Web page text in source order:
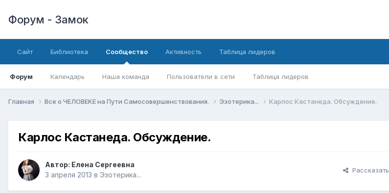
Форум - Замок
Сайт Библиотека Сообщество
Форум Календарь Наша команда Пользователи в сети Таблица лидеров
Активность Таблица лидеров
Главная Все о ЧЕЛОВЕKЕ на Пути Самосовершенствования. Эзотерика... Карлос Кастанеда. Обсуждение.
Карлос Кастанеда. Обсуждение.
Автор: Елена Сергеевна
3 апреля 2013 в Эзотерика...
Рассказать